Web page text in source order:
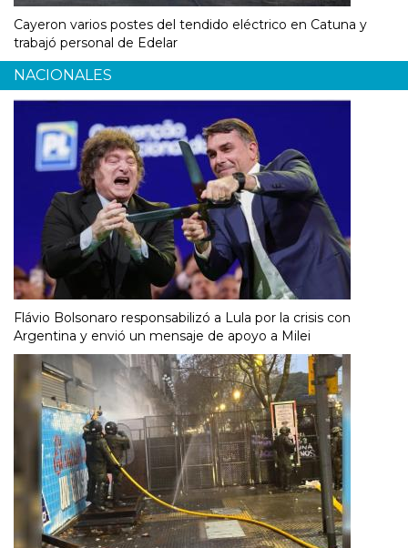
Cayeron varios postes del tendido eléctrico en Catuna y
trabajó personal de Edelar
NACIONALES
Flávio Bolsonaro responsabilizó a Lula por la crisis con
Argentina y envió un mensaje de apoyo a Milei